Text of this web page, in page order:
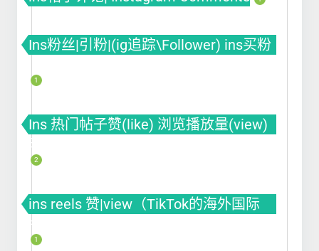
Ins粉丝|引粉|(ig追踪\Follower) ins买粉
1
Ins 热门帖子赞(like) 浏览播放量(view)
曝光(impression)
2
ins reels 赞|view（TikTok的海外国际
版）
1